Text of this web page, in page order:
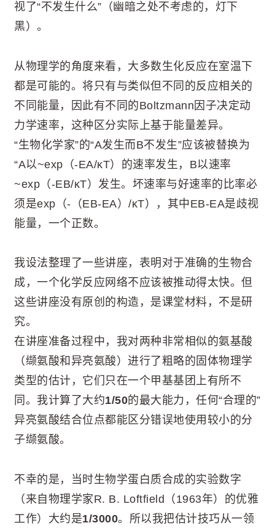
视了“不发生什么”（幽暗之处不考虑的，灯下
黑）。
从物理学的角度来看，大多数生化反应在室温下
都是可能的。将只有与类似但不同的反应相关的
不同能量，因此有不同的Boltzmann因子决定动
力学速率，这种区分实际上基于能量差异。
“生物化学家”的“A发生而B不发生”应该被替换为
“A以~exp（-EA/κT）的速率发生，B以速率
~exp（-EB/κT）发生。坏速率与好速率的比率必
须是exp（-（EB-EA）/κT），其中EB-EA是歧视
能量，一个正数。
我设法整理了一些讲座，表明对于准确的生物合
成，一个化学反应网络不应该被推动得太快。但
这些讲座没有原创的构造，是课堂材料，不是研
究。
在讲座准备过程中，我对两种非常相似的氨基酸
（缬氨酸和异亮氨酸）进行了粗略的固体物理学
类型的估计，它们只在一个甲基基团上有所不
同。我计算了大约1/50的最大能力，任何“合理的”
异亮氨酸结合位点都能区分错误地使用较小的分
子缬氨酸。
不幸的是，当时生物学蛋白质合成的实验数字
（来自物理学家R. B. Loftfield（1963年）的优雅
工作）大约是1/3000。所以我把估计技巧从一领